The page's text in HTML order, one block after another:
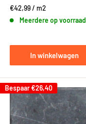
€42,99/ m2
Meerdere op voorraad
In winkelwagen
Bespaar€26,40